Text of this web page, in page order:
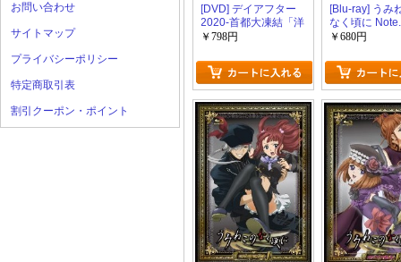
お問い合わせ
サイトマップ
プライバシーポリシー
特定商取引表
割引クーポン・ポイント
[DVD] デイアフター
2020-首都大凍結「洋
画 DVD ドラマ」
￥798円
[Blu-ray] うみ
なく頃に
画 DVD アニ
￥680円